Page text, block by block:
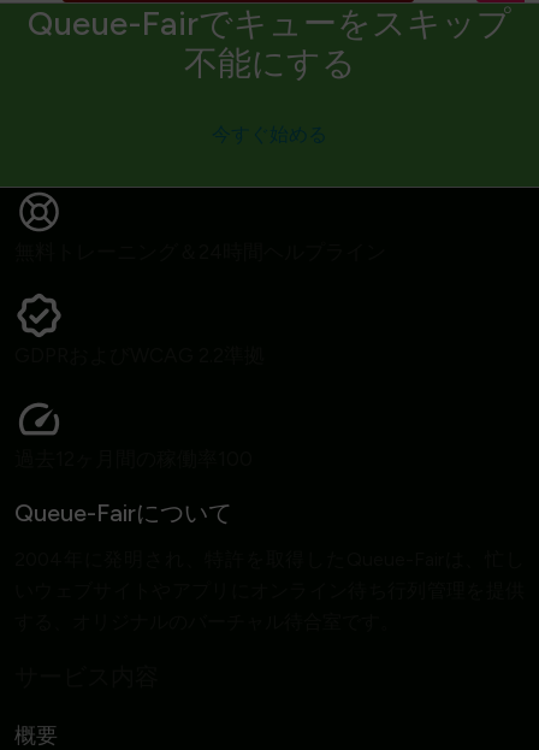
Queue-Fairでキューをスキップ
不能にする
Queue-Fairについて
概要